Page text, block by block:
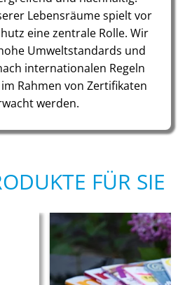
Lebensräume spielt vor
eine zentrale Rolle. Wir
Umweltstandards und
internationalen Regeln
Rahmen von Zertifikaten
werden.
FÜR SIE